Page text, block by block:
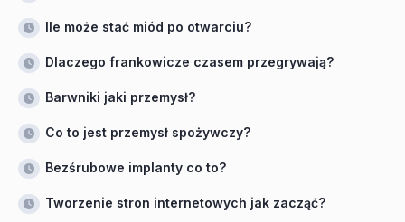
Ile może stać miód po otwarciu?
Dlaczego frankowicze czasem przegrywają?
Barwniki jaki przemysł?
Co to jest przemysł spożywczy?
Bezśrubowe implanty co to?
Tworzenie stron internetowych jak zacząć?